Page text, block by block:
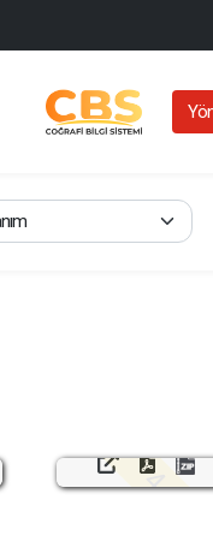
4.